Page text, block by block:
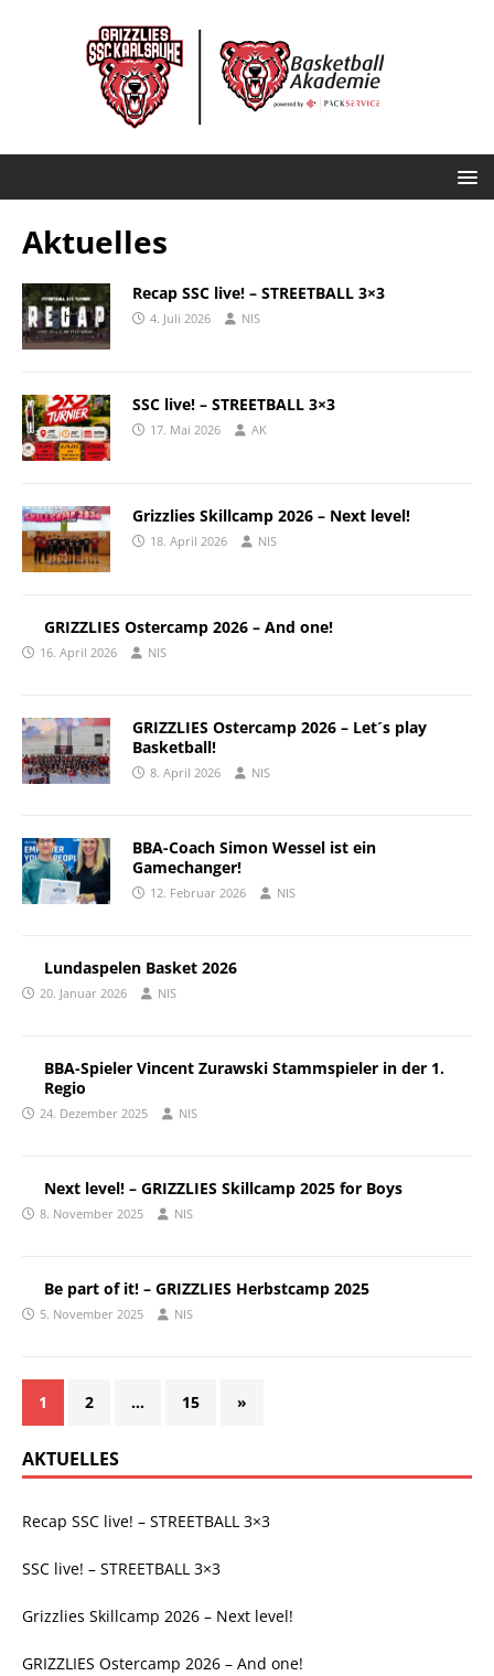
Aktuelles
Recap SSC live! – STREETBALL 3×3
4. Juli 2026 NIS
SSC live! – STREETBALL 3×3
17. Mai 2026 AK
Grizzlies Skillcamp 2026 – Next level!
18. April 2026 NIS
GRIZZLIES Ostercamp 2026 – And one!
16. April 2026 NIS
GRIZZLIES Ostercamp 2026 – Let´s play
Basketball!
8. April 2026 NIS
BBA-Coach Simon Wessel ist ein
Gamechanger!
12. Februar 2026 NIS
Lundaspelen Basket 2026
20. Januar 2026 NIS
BBA-Spieler Vincent Zurawski Stammspieler in der 1.
Regio
24. Dezember 2025 NIS
Next level! – GRIZZLIES Skillcamp 2025 for Boys
8. November 2025 NIS
Be part of it! – GRIZZLIES Herbstcamp 2025
5. November 2025 NIS
1 2 … 15 »
AKTUELLES
Recap SSC live! – STREETBALL 3×3
SSC live! – STREETBALL 3×3
Grizzlies Skillcamp 2026 – Next level!
GRIZZLIES Ostercamp 2026 – And one!